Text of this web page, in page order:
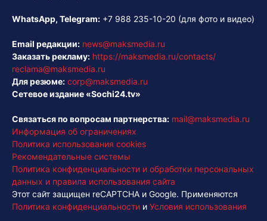
WhatsApp, Telegram: +7 988 235-10-20 (для фото и видео)
Email редакции: news@maksmedia.ru
Заказать рекламу: https://maksmedia.ru/contacts/
reclama@maksmedia.ru
Для резюме: corp@maksmedia.ru
Сетевое издание «Sochi24.tv»
Связаться по вопросам партнерства: mail@maksmedia.ru
Информация об ограничениях
Политика использования cookies
Рекомендательные системы
Политика конфиденциальности и обработки персональных
данных и правила использования сайта
Этот сайт защищен reCAPTCHA и Google. Применяются
Политика конфиденциальности и Условия использования